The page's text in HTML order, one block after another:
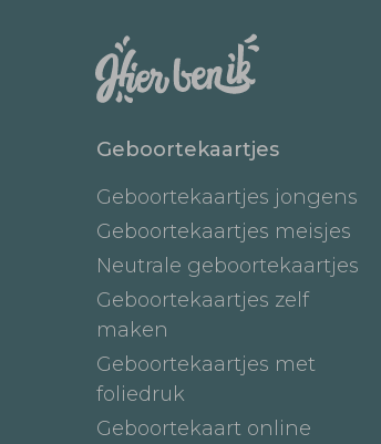
Geboortekaartjes
Geboortekaartjes jongens
Geboortekaartjes meisjes
Neutrale geboortekaartjes
Geboortekaartjes zelf
maken
Geboortekaartjes met
foliedruk
Geboortekaart online